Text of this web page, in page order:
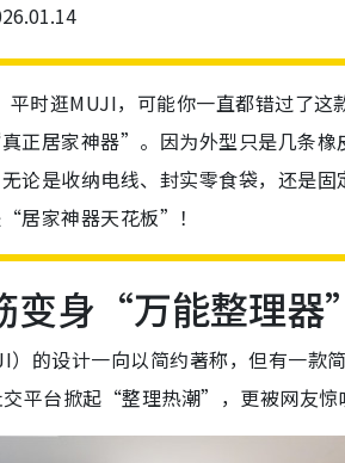
平时逛MUJI，可能你一直都错过了
正居家神器”。因为外型只是几条橡
论是收纳电线、封实零食袋，还是
居家神器天花板”！
变身“万能整理器”
）的设计一向以简约著称，但有一
平台掀起“整理热潮”，更被网友惊